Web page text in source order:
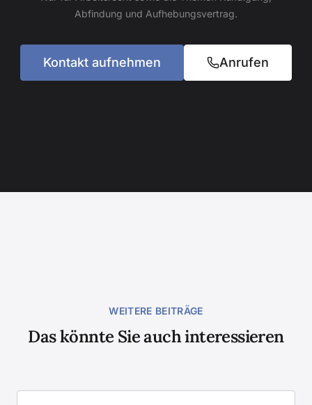
Abfindung und Aufhebungsvertrag.
Kontakt aufnehmen Anrufen
WEITERE BEITRÄGE
Das könnte Sie auch interessieren